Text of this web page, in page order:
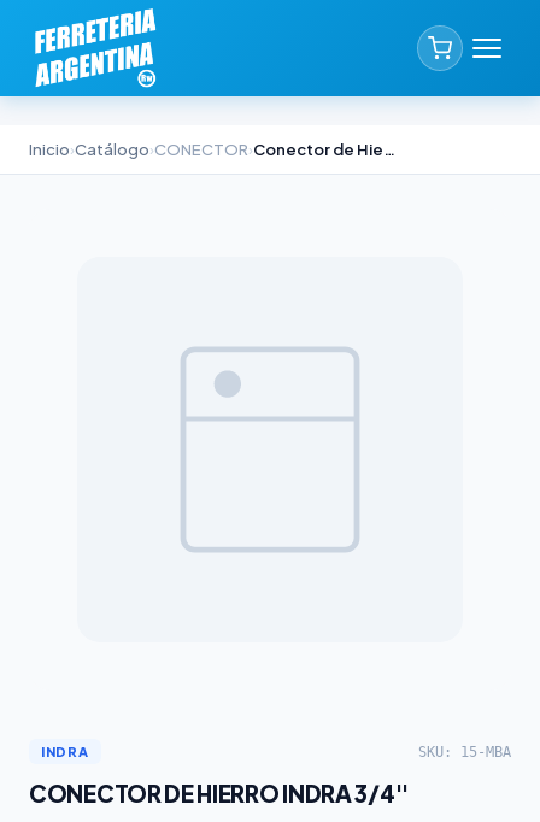
Inicio›Catálogo›CONECTOR› Conector de Hierro Indra 3/4''
INDRA SKU: 15-MBA
CONECTOR DE HIERRO INDRA 3/4''